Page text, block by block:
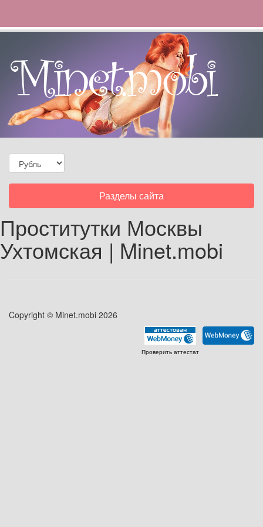
Toggle
navigation
Разделы сайта
Проститутки Москвы
Ухтомская | Minet.mobi
Copyright © Minet.mobi 2026
Проверить аттестат